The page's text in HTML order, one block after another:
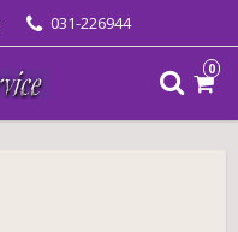
031-226944
0